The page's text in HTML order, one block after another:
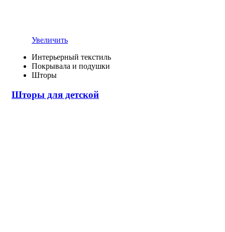
Увеличить
Интерьерный текстиль
Покрывала и подушки
Шторы
Шторы для детской